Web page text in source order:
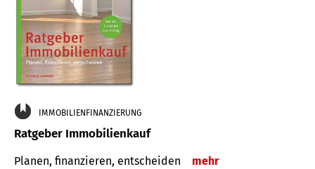
IMMOBILIENFINANZIERUNG
Ratgeber Immobilienkauf
Planen, finanzieren, entscheiden mehr